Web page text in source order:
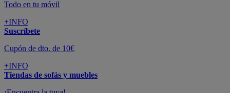
Todo en tu móvil
+INFO
Suscríbete
Cupón de dto. de 10€
+INFO
Tiendas de sofás y muebles